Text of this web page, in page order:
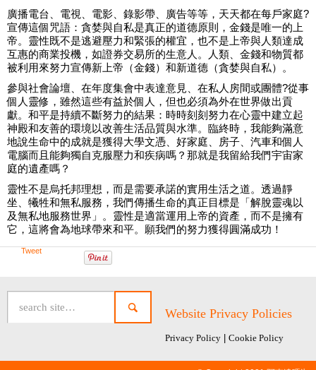
廣播電台、電視、電影、錄影帶、廣告等等，天天都在每戶家庭?
宣傳這個咒語：貪婪與自私是真正的道德原則，金錢是唯一的上
帝。靈性既不是逃避壓力和緊張的權宜，也不是上帝與人類達成
互惠的商業投機，如證券交易所的生意人。人類、金錢和物質都
被利用來努力宣傳新上帝（金錢）和新道德（貪婪與自私）。
參與社會論壇、在年度集會中表達意見、在私人房間或團體?從事
個人靈修，雖然這些有益於個人，但也必須為外在世界做出貢
獻。和平是持續不斷努力的結果：時時刻刻努力在心靈中建立起
神殿和友善的環境以改善生活品質與水準。臨終時，我能夠滿意
地說生命中的成就是獲得大學文憑、好家庭、房子、汽車和個人
電腦而且能夠獨自克服壓力和疾病嗎？那就是我留給我們宇宙家
庭的遺產嗎？
靈性不是烏托邦理想，而是需要承諾的實用生活之道。透過靜
坐、犧牲和無私服務，我們傳播生命的真正目標是「解脫靈魂以
及無私地服務世界」。靈性是適當運用上帝的資產，而不是擁有
它，這將會為地球帶來和平。願我們的努力獲得圓滿成功！
Tweet
Website Privacy Policies
Privacy Policy Cookie Policy